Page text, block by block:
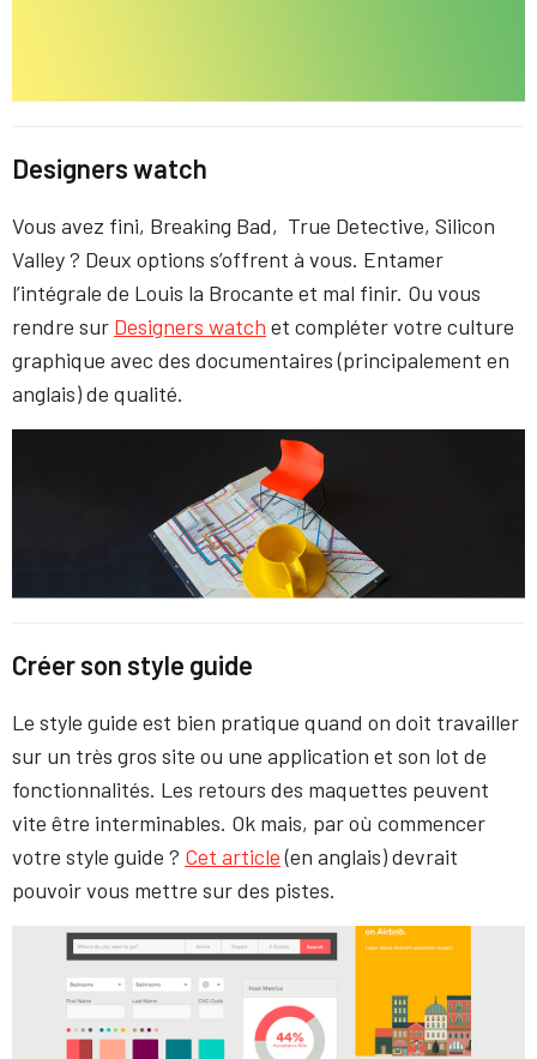
Designers watch
Vous avez fini, Breaking Bad, True Detective, Silicon
Valley ? Deux options s’offrent à vous. Entamer
l’intégrale de Louis la Brocante et mal finir. Ou vous
rendre sur Designers watch et compléter votre culture
graphique avec des documentaires (principalement en
anglais) de qualité.
Créer son style guide
Le style guide est bien pratique quand on doit travailler
sur un très gros site ou une application et son lot de
fonctionnalités. Les retours des maquettes peuvent
vite être interminables. Ok mais, par où commencer
votre style guide ? Cet article(en anglais) devrait
pouvoir vous mettre sur des pistes.